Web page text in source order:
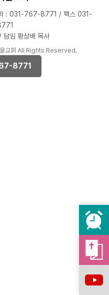
: 031-767-8771 / 팩스 031-
담임 황상배 목사
교회 All Rights Reserved.
8771